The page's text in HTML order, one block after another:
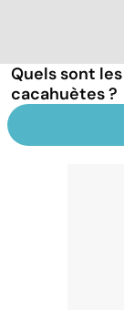
Quels sont
cacahuètes ?